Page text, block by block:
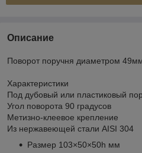
Описание
Поворот поручня диаметром
Характеристики
Под дубовый или пластиковый
Угол поворота 90 градусов
Метизно-клеевое крепление
Из нержавеющей стали AISI 304
Размер 103×50×50h мм